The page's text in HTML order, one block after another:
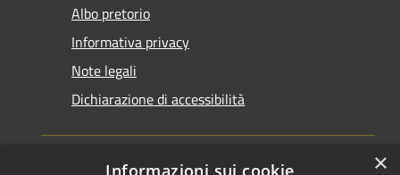
Albo pretorio
Informativa privacy
Note legali
Dichiarazione di accessibilità
×
Informazioni sui cookie